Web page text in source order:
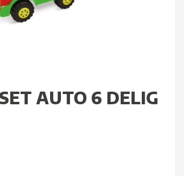
AUTO 6 DELIG